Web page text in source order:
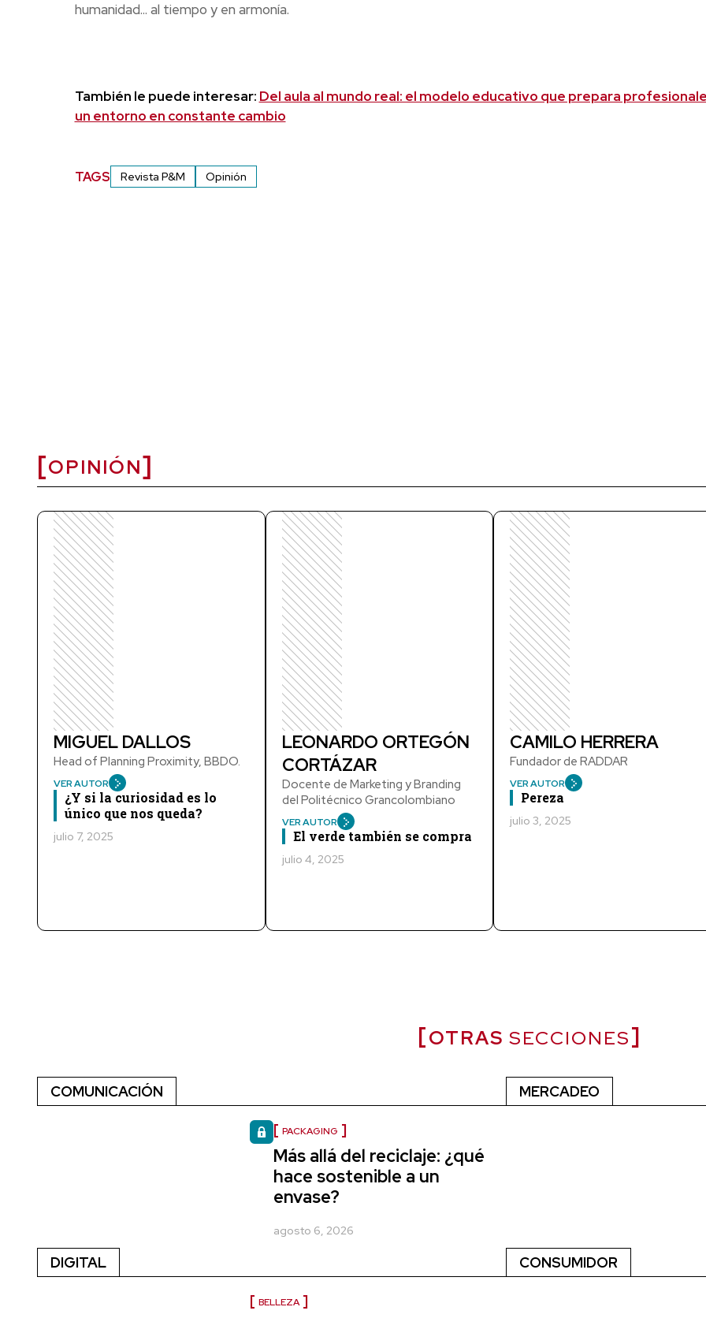
humanidad... al tiempo y en armonía.
También le puede interesar: Del aula al mundo real: el modelo educativo que prepara
un entorno en constante cambio
TAGS Revista P&M Opinión
OPINIÓN
MIGUEL DALLOS
Head of Planning Proximity, BBDO.
VER AUTOR
¿Y si la curiosidad es lo
único que nos queda?
julio 7, 2025
LEONARDO ORTEGÓN
CORTÁZAR
Docente de Marketing y Branding
del Politécnico Grancolombiano
VER AUTOR
El verde también se compra
julio 4, 2025
CAMILO HERRERA
Fundador de RADDAR
VER AUTOR
Pereza
julio 3, 2025
OTRAS SECCIONES
COMUNICACIÓN
PACKAGING
Más allá del reciclaje: ¿qué
hace sostenible a un
envase?
agosto 6, 2026
MERCADEO
DIGITAL
BELLEZA
CONSUMIDOR